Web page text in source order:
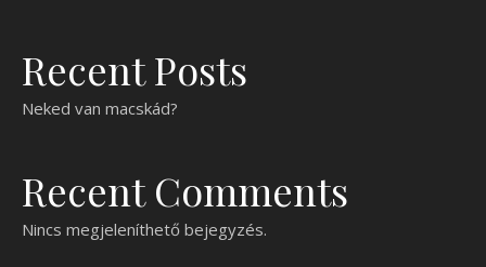
Recent Posts
Neked van macskád?
Recent Comments
Nincs megjeleníthető bejegyzés.